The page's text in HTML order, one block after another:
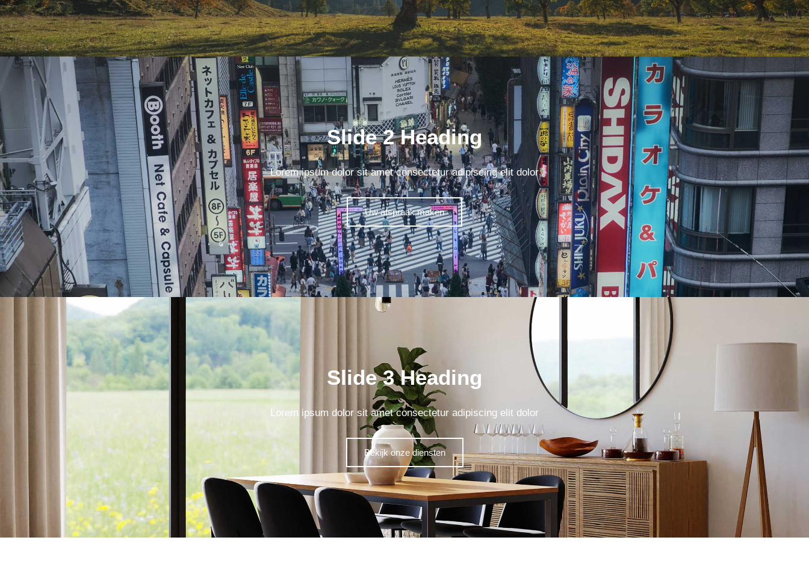
Slide 2 Heading
Lorem ipsum dolor sit amet consectetur adipiscing elit dolor
Uw afspraak maken
Slide 3 Heading
Lorem ipsum dolor sit amet consectetur adipiscing elit dolor
Bekijk onze diensten